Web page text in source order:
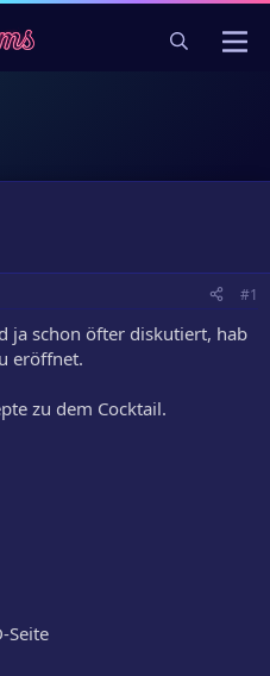
#1
ja schon öfter diskutiert, hab
eröffnet.
zu dem Cocktail.
Seite